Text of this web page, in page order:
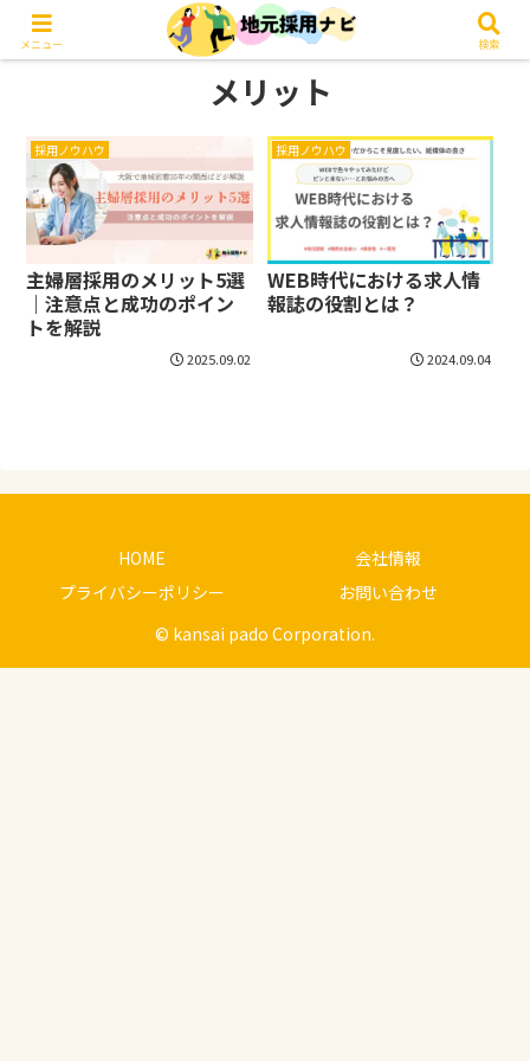
メリット
採用ノウハウ
主婦層採用のメリット5選
｜注意点と成功のポイン
トを解説
2025.09.02
採用ノウハウ
WEB時代における求人情
報誌の役割とは？
2024.09.04
HOME
会社情報
プライバシーポリシー
お問い合わせ
© kansai pado Corporation.
メニュー 検索